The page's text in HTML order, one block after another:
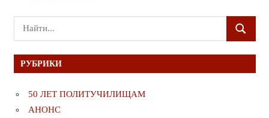
Поиск
для:
ПОИСК
РУБРИКИ
50 ЛЕТ ПОЛИТУЧИЛИЩАМ
АНОНС